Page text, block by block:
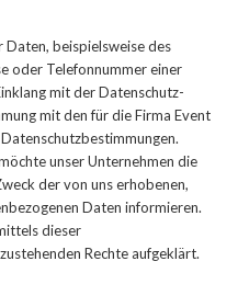
beispielsweise des
oder Telefonnummer einer
mit der Datenschutz-
mit den für die Firma Event
unser Unternehmen die
der von uns erhobenen,
Daten informieren.
dieser
Rechte aufgeklärt.